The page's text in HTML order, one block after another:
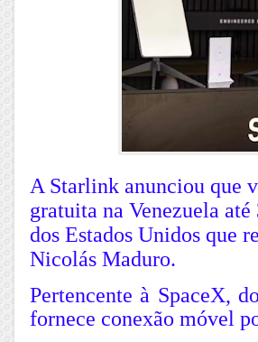
A Starlink anunciou que
gratuita na Venezuela
dos Estados Unidos que
Nicolás Maduro.
Pertencente à SpaceX,
fornece conexão móvel